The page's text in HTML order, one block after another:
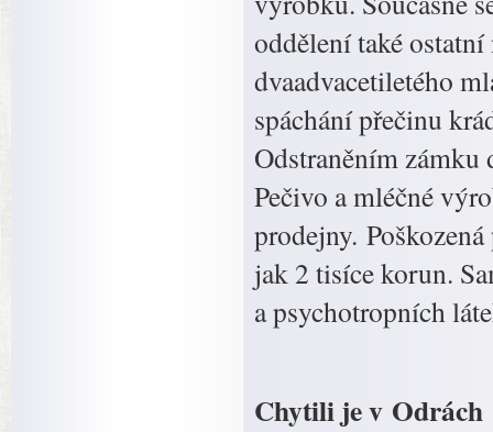
oddělení také
dvaadvacetiletého
spáchání přečinu
Odstraněním
Pečivo a mléčné
prodejny.
jak 2 tisíce korun.
a psychotropních
Chytili je v Odrách